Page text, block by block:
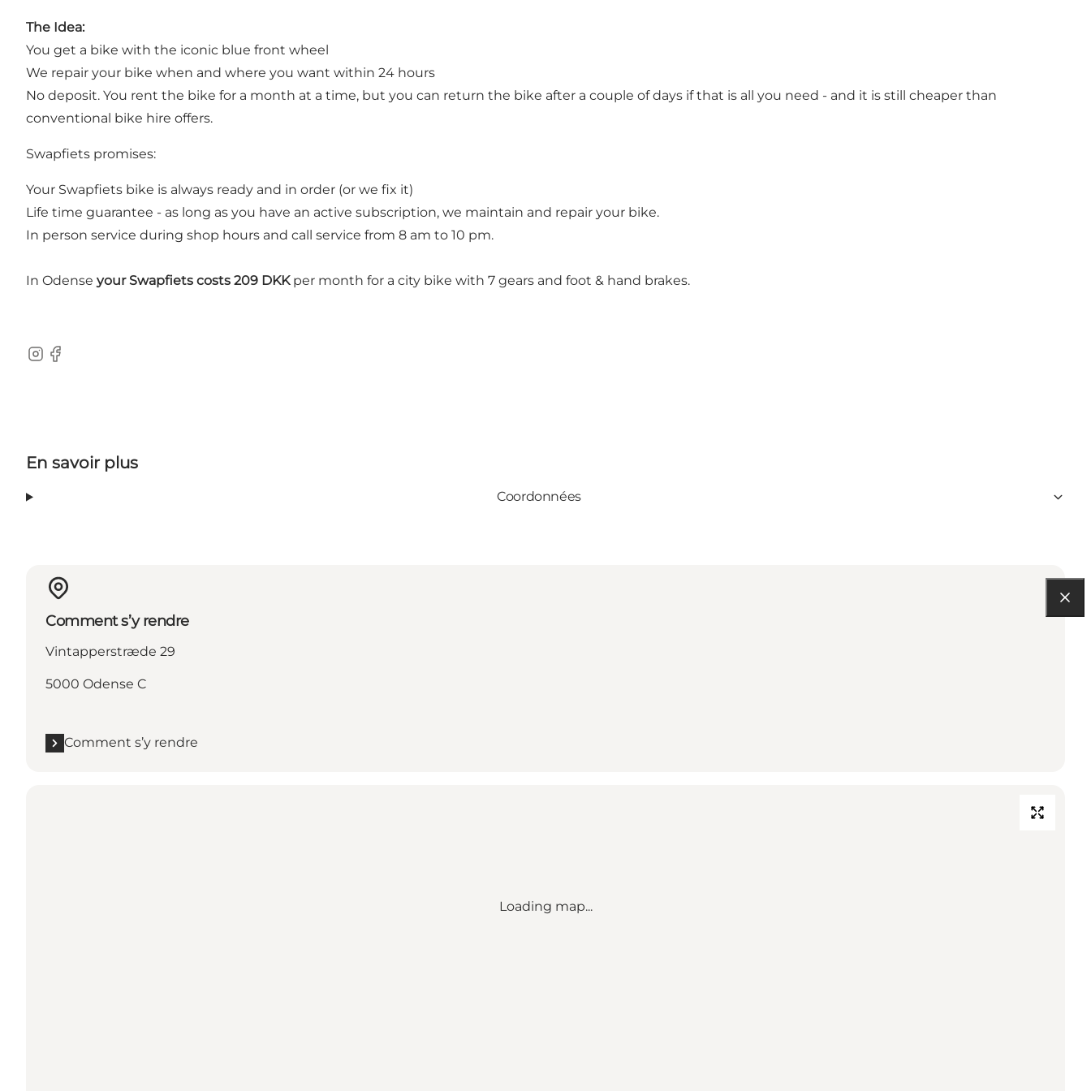
The Idea:
You get a bike with the iconic blue front wheel
We repair your bike when and where you want within 24 hours
No deposit. You rent the bike for a month at a time, but you can return the bike after a couple of days if that is all you need - and it is still cheaper than
conventional bike hire offers.
Swapfiets promises:
Your Swapfiets bike is always ready and in order (or we fix it)
Life time guarantee - as long as you have an active subscription, we maintain and repair your bike.
In person service during shop hours and call service from 8 am to 10 pm.
In Odense your Swapfiets costs 209 DKKper month for a city bike with 7 gears and foot & hand brakes.
Instagram
Facebook
En savoir plus
Coordonnées
Comment s’y rendre
Vintapperstræde 29
5000 Odense C
Comment s’y rendre
Loading map...